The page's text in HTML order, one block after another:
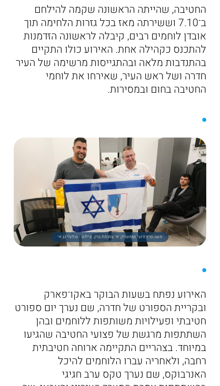
החטיבה, שהייתה הראשונה שקמה להילחם
ב־7.10 וששירתה מאז בכל גזרות הלחימה תוך
אובדן לוחמים רבים, קיבלה לראשונה הזדמנות
להתכנס כקהילה אחת. האירוע כולו התקיים
בהתנדבות מלאה ובהתגייסות מרשימה של העיר
חדרה ושל ראש העיר, שאירחו את לוחמי
החטיבה בחום ובמסירות.
משה פרץ ורועי שפושניק יור עמותת ברק. צילום - שלומי גבאי
האירוע נפתח בשעות הבוקר באקו־פארק
ובקריית הספורט של חדרה, שם נערך יום ספורט
חטיבתי ופעילויות משותפות ללוחמים ובהן
השתתפות מרגשת של פצועי החטיבה שהגיעו
במיוחד. בצהריים התקיימה ארוחה חטיבתית
רחבה, ולאחריה עברו הלוחמים להיכל
האנרבוקס, שם נערך טקס ערב חגיגי